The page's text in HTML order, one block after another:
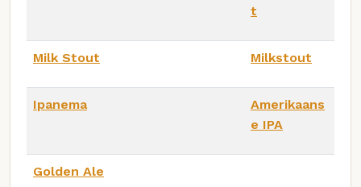
t
Milk Stout Milkstout
Ipanema
Amerikaans
e IPA
Golden Ale